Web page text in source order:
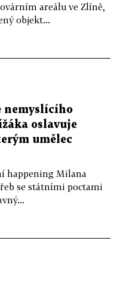
areálu ve Zlíně,
objekt...
nemyslícího
oslavuje
umělec
happening Milana
se státními poctami